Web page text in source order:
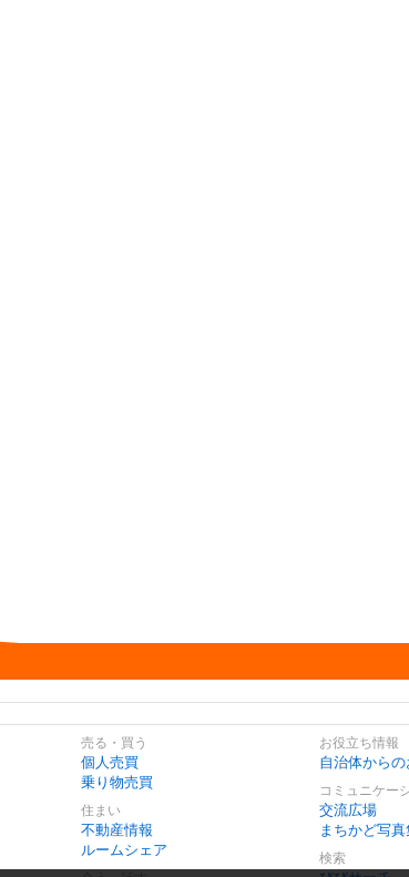
売る・買う
個人売買
乗り物売買
住まい
不動産情報
ルームシェア
お役立ち情報
自治体から
コミュニケー
交流広場
まちかど写真
検索